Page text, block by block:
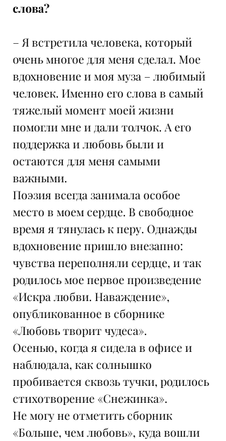
слова?
– Я встретила человека, который
очень многое для меня сделал. Мое
вдохновение и моя муза – любимый
человек. Именно его слова в самый
тяжелый момент моей жизни
помогли мне и дали толчок. А его
поддержка и любовь были и
остаются для меня самыми
важными.
Поэзия всегда занимала особое
место в моем сердце. В свободное
время я тянулась к перу. Однажды
вдохновение пришло внезапно:
чувства переполняли сердце, и так
родилось мое первое произведение
«Искра любви. Наваждение»,
опубликованное в сборнике
«Любовь творит чудеса».
Осенью, когда я сидела в офисе и
наблюдала, как солнышко
пробивается сквозь тучки, родилось
стихотворение «Снежинка».
Не могу не отметить сборник
«Больше, чем любовь», куда вошли